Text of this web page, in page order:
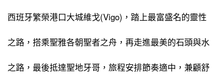
西班牙繁榮港口大城維戈(Vigo)，踏上最富盛名的靈性
之路，搭乘聖雅各朝聖者之舟，再走進最美的石頭與水
之路，最後抵達聖地牙哥，旅程安排節奏適中，兼顧舒